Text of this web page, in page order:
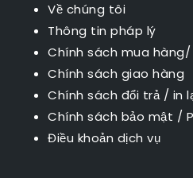
Về chúng tôi
Thông tin pháp lý
Chính sách mua
Chính sách giao hàng
Chính sách đổi trả / in
Chính sách bảo mật /
Điều khoản dịch vụ